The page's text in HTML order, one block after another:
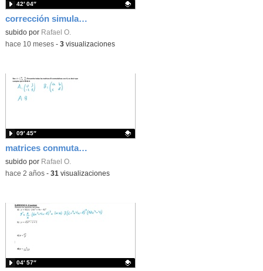
corrección simulacro reales y logaritmos
Contenido educativo.
subido por Rafael O.
42′ 04″
-hace 10 meses- 3visualizaciones
matrices conmutativas
Contenido educativo.
subido por Rafael O.
09′ 45″
-hace 2 años- 31 visualizaciones
04′ 57″